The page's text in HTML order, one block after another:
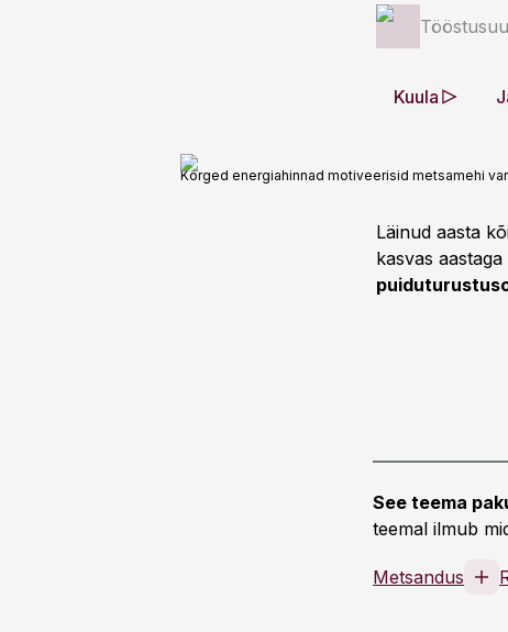
Kuula
Kõrged energiahinnad motiveerisid metsamehi
Läinud aasta
kasvas
See teema
teemal ilmub
Metsandus